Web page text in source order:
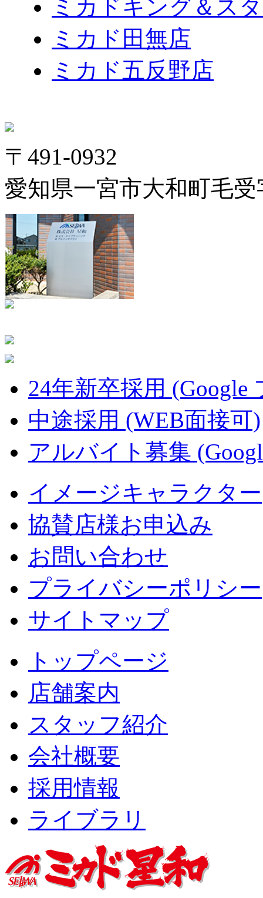
ミカドキング＆ス
ミカド田無店
ミカド五反野店
〒491-0932
愛知県一宮市大和町毛受
24年新卒採用 (Google
中途採用 (WEB面接可)
アルバイト募集
イメージキャラクター
協賛店様お申込み
お問い合わせ
プライバシーポリシー
サイトマップ
トップページ
店舗案内
スタッフ紹介
会社概要
採用情報
ライブラリ